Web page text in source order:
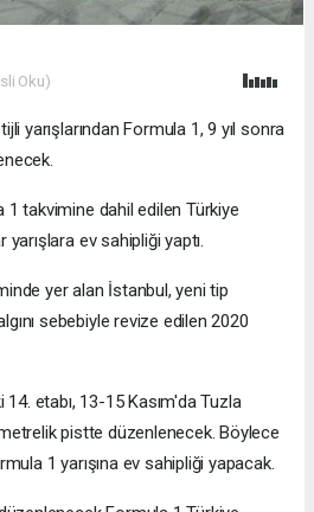
Oku)
yarışlarından Formula 1, 9 yıl sonra
takvimine dahil edilen Türkiye
ev sahipliği yaptı.
yer alan İstanbul, yeni tip
sebebiyle revize edilen 2020
etabı, 13-15 Kasım'da Tuzla
pistte düzenlenecek. Böylece
1 yarışına ev sahipliği yapacak.